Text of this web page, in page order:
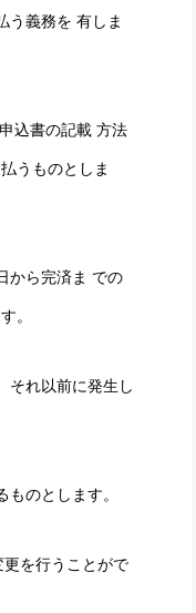
う義務を 有しま
込書の記載 方法
うものとしま
から完済ま での
。
それ以前に発生し
のとします。
を行うことがで